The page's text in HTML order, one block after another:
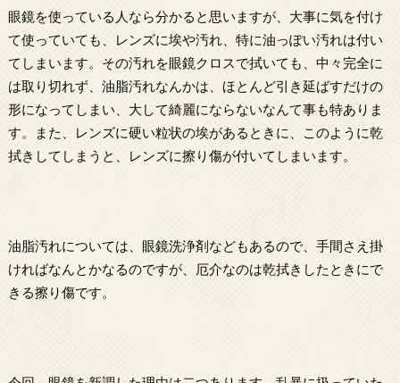
眼鏡を使っている人なら分かると思いますが、大事に気を付け
て使っていても、レンズに埃や汚れ、特に油っぽい汚れは付い
てしまいます。その汚れを眼鏡クロスで拭いても、中々完全に
は取り切れず、油脂汚れなんかは、ほとんど引き延ばすだけの
形になってしまい、大して綺麗にならないなんて事も特ありま
す。また、レンズに硬い粒状の埃があるときに、このように乾
拭きしてしまうと、レンズに擦り傷が付いてしまいます。
油脂汚れについては、眼鏡洗浄剤などもあるので、手間さえ掛
ければなんとかなるのですが、厄介なのは乾拭きしたときにで
きる擦り傷です。